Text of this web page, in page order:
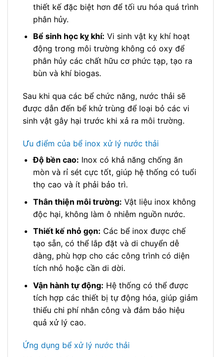
thiết kế đặc biệt hơn để tối ưu hóa quá trình
phân hủy.
Bể sinh học kỵ khí: Vi sinh vật kỵ khí hoạt
động trong môi trường không có oxy để
phân hủy các chất hữu cơ phức tạp, tạo ra
bùn và khí biogas.
Sau khi qua các bể chức năng, nước thải sẽ
được dẫn đến bể khử trùng để loại bỏ các vi
sinh vật gây hại trước khi xả ra môi trường.
Ưu điểm của bể inox xử lý nước thải
Độ bền cao: Inox có khả năng chống ăn
mòn và rỉ sét cực tốt, giúp hệ thống có tuổi
thọ cao và ít phải bảo trì.
Thân thiện môi trường: Vật liệu inox không
độc hại, không làm ô nhiễm nguồn nước.
Thiết kế nhỏ gọn: Các bể inox được chế
tạo sẵn, có thể lắp đặt và di chuyển dễ
dàng, phù hợp cho các công trình có diện
tích nhỏ hoặc cần di dời.
Vận hành tự động: Hệ thống có thể được
tích hợp các thiết bị tự động hóa, giúp giảm
thiểu chi phí nhân công và đảm bảo hiệu
quả xử lý cao.
Ứng dụng bể xử lý nước thải